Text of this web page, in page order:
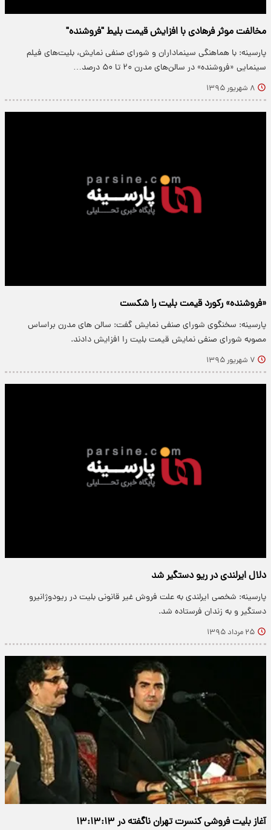
مخالفت موثر فرهادی با افزایش قیمت بلیط "فروشنده"
پارسینه: با هماهنگی سینماداران و شورای صنفی نمایش، بلیت‌‌های فیلم
سینمایی «فروشنده» در سالن‌های مدرن ۲۰ تا ۵۰ درصد…
۸ شهریور ۱۳۹۵
«فروشنده» رکورد قیمت بلیت را شکست
پارسینه: سخنگوی شورای صنفی نمایش گفت: سالن های مدرن براساس
مصوبه شورای صنفی نمایش قیمت بلیت را افزایش دادند.
۷ شهریور ۱۳۹۵
دلال ایرلندی در ریو دستگیر شد
پارسینه: شخصی ایرلندی به علت فروش غیر قانونی بلیت در ریودوژانیرو
دستگیر و به زندان فرستاده شد.
۲۵ مرداد ۱۳۹۵
آغاز بلیت فروشی کنسرت تهران ناگفته در ۱۳:۱۳:۱۳